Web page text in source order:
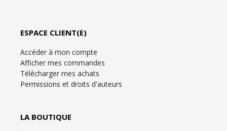
ESPACE CLIENT(E)
Accéder à mon compte
Afficher mes commandes
Télécharger mes achats
Permissions et droits d'auteurs
LA BOUTIQUE